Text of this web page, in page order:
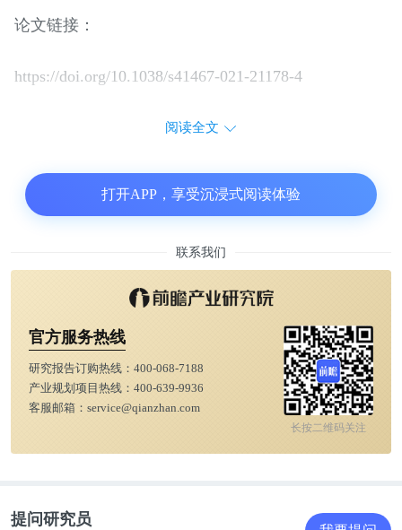
论文链接：
https://doi.org/10.1038/s41467-021-21178-4
阅读全文
打开APP，享受沉浸式阅读体验
联系我们
官方服务热线
研究报告订购热线： 400-068-7188
产业规划项目热线： 400-639-9936
客服邮箱： service@qianzhan.com
长按二维码关注
提问研究员